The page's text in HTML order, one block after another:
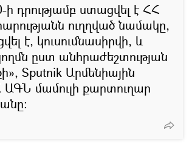
ի դրությամբ ստացվել է ՀՀ
ուղղված նամակը,
է, կուսումնասիրվի, և
ըստ անհրաժեշտության
Sputnik Արմենիային
մամուլի քարտուղար